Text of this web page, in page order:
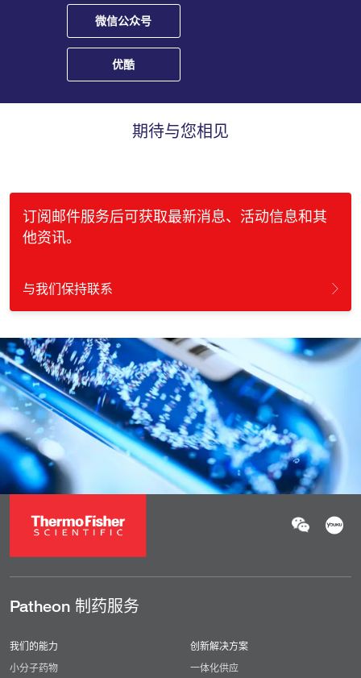
微信公众号
优酷
期待与您相见
订阅邮件服务后可获取最新消息、活动信息和其
他资讯。
与我们保持联系
Patheon 制药服务
我们的能力
小分子药物
创新解决方案
一体化供应